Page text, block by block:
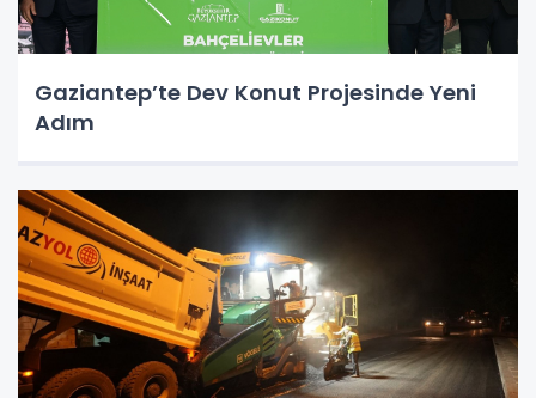
Gaziantep’te Dev Konut Projesinde Yeni
Adım